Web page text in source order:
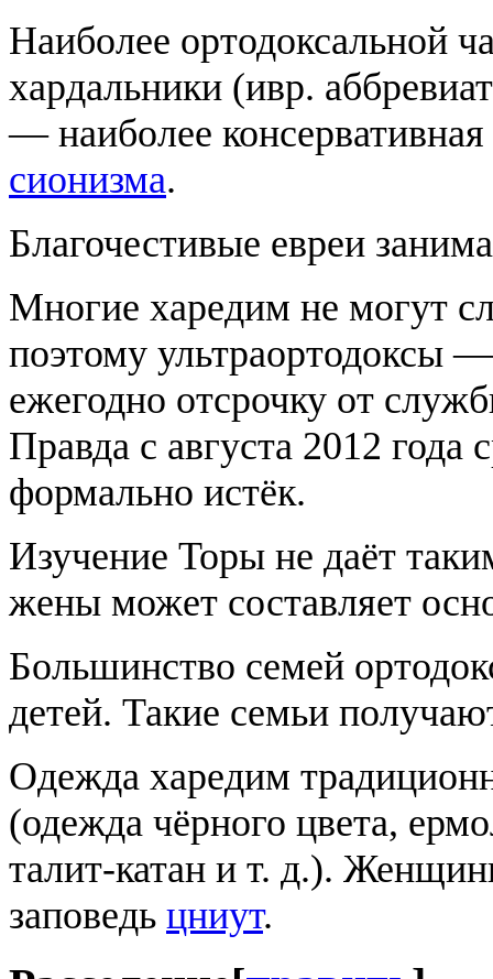
Наиболее ортодоксальной
хардальники (ивр.
— наиболее консервативная
сионизма.
Благочестивые евреи
Многие харедим не могут
поэтому ультраортодоксы
ежегодно отсрочку от
Правда с августа 2012 года
формально истёк.
Изучение Торы не даёт
жены может составляет
Большинство семей
детей. Такие семьи
Одежда харедим
(одежда чёрного цвета,
талит-катан и т. д.).
заповедь цниут.